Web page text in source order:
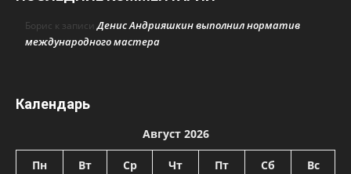
Борис к записиДенис Андрияшкин выполнил норматив
международного мастера
Календарь
Август 2026
Пн Вт Ср Чт Пт Сб Вс